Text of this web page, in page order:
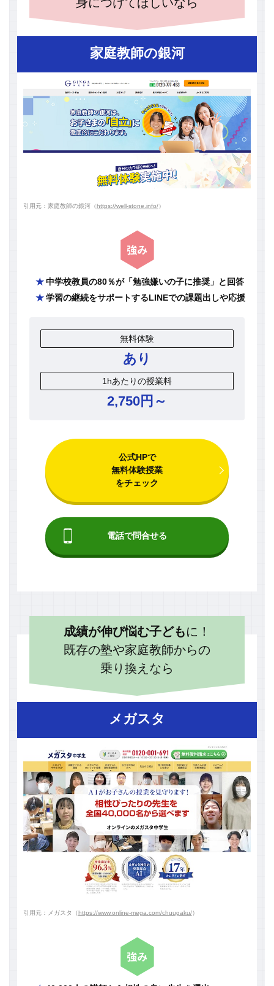
家庭教師の銀河
引用元：家庭教師の銀河（https://well-stone.info/）
中学校教員の80％が「勉強嫌いの子に推奨」と回答
学習の継続をサポートするLINEでの課題出しや応援
無料体験
あり
1hあたりの授業料
2,750円～
公式HPで
無料体験授業
をチェック
電話で問合せる
成績が伸び悩む子どもに！
既存の塾や家庭教師からの
乗り換えなら
メガスタ
引用元：メガスタ（https://www.online-mega.com/chuugaku/）